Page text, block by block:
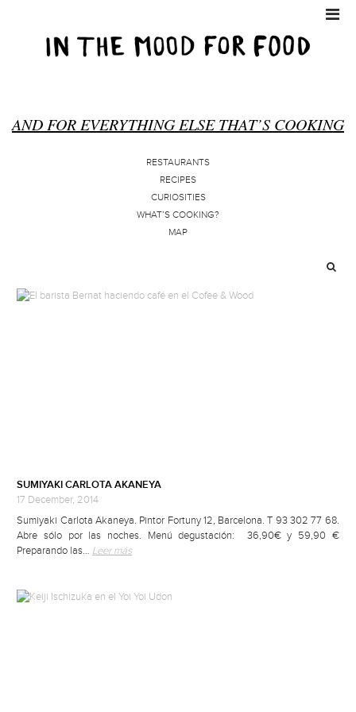
AND FOR EVERYTHING ELSE THAT’S COOKING
RESTAURANTS
RECIPES
CURIOSITIES
WHAT’S COOKING?
MAP
SUMIYAKI CARLOTA AKANEYA
17 December, 2014
Sumiyaki Carlota Akaneya. Pintor Fortuny 12, Barcelona. T 93 302 77 68.
Abre sólo por las noches. Menú degustación: 36,90€ y 59,90 €
Preparando las… Leer más